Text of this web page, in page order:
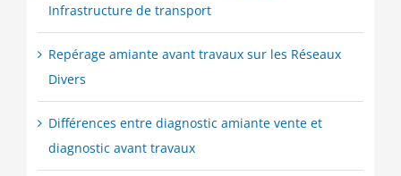
Infrastructure de transport
Repérage amiante avant travaux sur les Réseaux
Divers
Différences entre diagnostic amiante vente et
diagnostic avant travaux